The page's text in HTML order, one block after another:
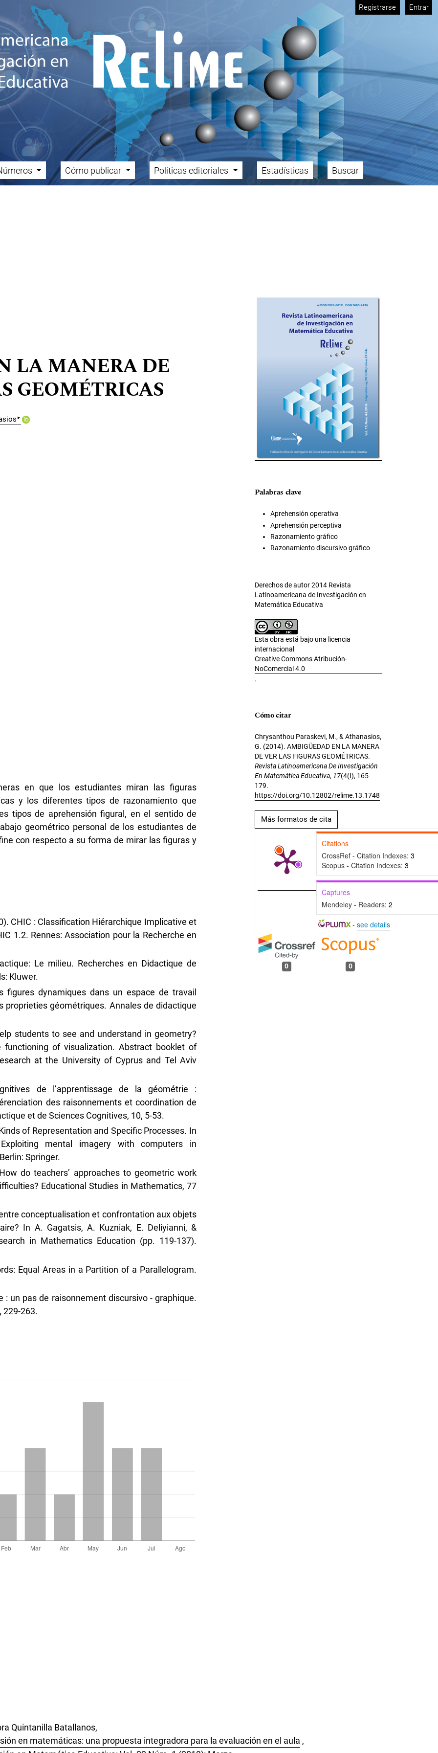
Registrarse Entrar
Cómo publicar Políticas editoriales Estadísticas Buscar
LA MANERA DE
GEOMÉTRICAS
▸
en que los estudiantes miran las figuras
y los diferentes tipos de razonamiento que
tipos de aprehensión figural, en el sentido de
geométrico personal de los estudiantes de
con respecto a su forma de mirar las figuras y
CHIC : Classification Hiérarchique Implicative et
1.2. Rennes: Association pour la Recherche en
Le milieu. Recherches en Didactique de
Kluwer.
figures dynamiques dans un espace de travail
proprieties géométriques. Annales de didactique
students to see and understand in geometry?
of visualization. Abstract booklet of
at the University of Cyprus and Tel Aviv
de l’apprentissage de la géométrie :
des raisonnements et coordination de
et de Sciences Cognitives, 10, 5-53.
of Representation and Specific Processes. In
mental imagery with computers in
Springer.
do teachers’ approaches to geometric work
Educational Studies in Mathematics, 77
conceptualisation et confrontation aux objets
In A. Gagatsis, A. Kuzniak, E. Deliyianni, &
in Mathematics Education (pp. 119-137).
Equal Areas in a Partition of a Parallelogram.
: un pas de raisonnement discursivo - graphique.
229-263.
Imagen de portada
Palabras clave
Aprehensión operativa
Aprehensión perceptiva
Razonamiento gráfico
Razonamiento discursivo gráfico
Derechos de autor 2014 Revista
Latinoamericana de Investigación en
Matemática Educativa
Esta obra está bajo una licencia
internacional
Creative Commons Atribución-
NoComercial 4.0
.
Cómo citar
Chrysanthou Paraskevi, M., & Athanasios,
G. (2014). AMBIGÜEDAD EN LA MANERA
DE VER LAS FIGURAS GEOMÉTRICAS.
Revista Latinoamericana De Investigación
En Matemática Educativa, 17(4(I), 165-
179.
https://doi.org/10.12802/relime.13.1748
Más formatos de cita
Citations
CrossRef - Citation Indexes: 3
Scopus - Citation Indexes: 3
Captures
Mendeley - Readers: 2
- see details
0 0
Quintanilla Batallanos,
en matemáticas: una propuesta integradora para la evaluación en el aula ,